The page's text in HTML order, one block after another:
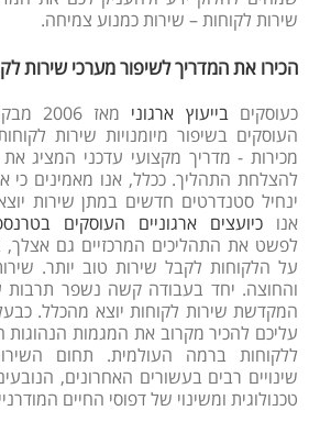
שירות לקוחות – שירות כמנוע צמיחה.
הכירו את המדריך לשיפור מערכי שירות
כעוסקיםבייעוץ ארגוני
מאז
העוסקים בשיפור מיומנויות שירות
מכירות - מדריך מקצועי עדכני המציג את
להצלחת התהליך. ככלל, אנו מאמינים כי
ינחיל סטנדרטים חדשים במתן שירות
אנו כיועצים ארגוניים העוסקים
לפשט את התהליכים המרכזיים גם אצלך,
על הלקוחות לקבל שירות טוב יותר.
והחוצה. יחד בעבודה קשה נשפר תרבות
המקדשת שירות לקוחות יוצא מהכלל.
עליכם להכיר מקרוב את המגמות הנהוגות
ללקוחות ברמה העולמית. תחום
שינויים רבים בעשורים האחרונים,
טכנולוגית ומשינוי של דפוסי החיים